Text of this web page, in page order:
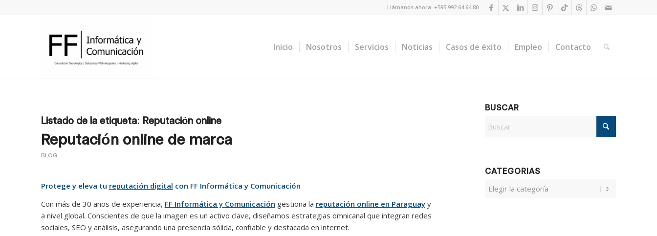
Llámanos ahora: +595 992 64 64 80
Inicio Nosotros Servicios Noticias Casos de éxito Empleo Contacto
Listado de la etiqueta: Reputación online
Reputación online de marca
BLOG
Protege y eleva tu reputación digital con FF Informática y Comunicación
Con más de 30 años de experiencia, FF Informática y Comunicación gestiona la reputación online en Paraguayy
a nivel global. Conscientes de que la imagen es un activo clave, diseñamos estrategias omnicanal que integran redes
sociales, SEO y análisis, asegurando una presencia sólida, confiable y destacada en internet.
BUSCAR
CATEGORIAS
CATEGORIAS